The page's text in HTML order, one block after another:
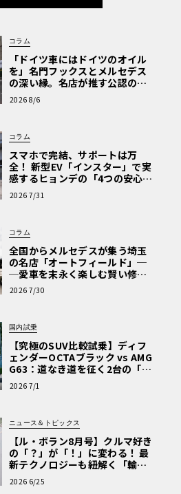
コラム
「ドイツ車にはドイツのオイル
を」名門フックスとメルセデス
の深い縁。名店が推す公認の安
心と、Cクラスで味わうシルキー
な走り〈PR〉
2026 8/6
コラム
スマホで完結、サポートは万
全！ 新型EV「インスター」で実
感するヒョンデの「4つの安心」
【第1回・ヒョンデ6つの疑問：
Why? Hyundai?】〈PR〉
2026 7/31
コラム
全国からメルセデスが集う埼玉
の名店「オートフィールド」─
─愛車を末永く楽しむ賢い修理
術と、プロがフックス製オイル
を選ぶ理由〈PR〉
2026 7/30
国内試乗
【究極のSUV比較試乗】ディフ
ェンダーOCTAブラック vs AMG
G63：道なき道を征く2台の「対
極的アプローチ」
2026 7/1
ニュース＆トピックス
【ル・ボラン8月号】クルマ好き
の「？」が「！」に変わる！ 最
新テクノロジーも紐解く「輸入
車Q&A」
2026 6/25